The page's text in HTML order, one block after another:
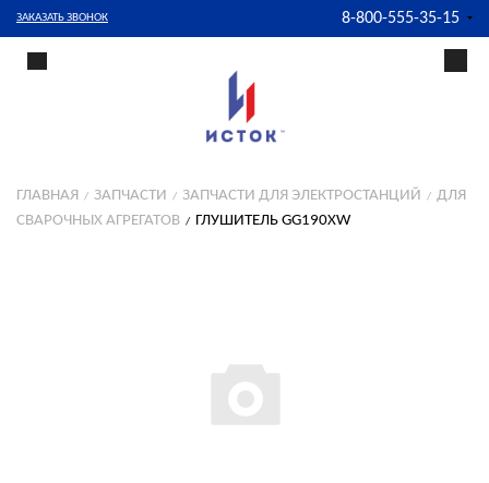
ЗАКАЗАТЬ ЗВОНОК 8-800-555-35-15
ГЛАВНАЯ ЗАПЧАСТИ ЗАПЧАСТИ ДЛЯ ЭЛЕКТРОСТАНЦИЙ
ДЛЯ
СВАРОЧНЫХ АГРЕГАТОВ
ГЛУШИТЕЛЬ GG190XW